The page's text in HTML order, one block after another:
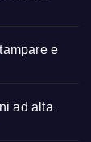
e
ad alta